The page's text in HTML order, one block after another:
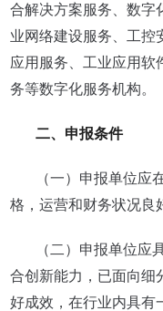
合解决方案服务、数字
业网络建设服务、工控
应用服务、工业应用软
务等数字化服务机构。
二、申报条件
（一）申报单位应
格，运营和财务状况良
（二）申报单位应
合创新能力，已面向细
好成效，在行业内具有